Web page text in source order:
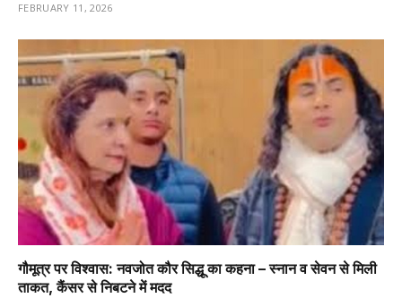
FEBRUARY 11, 2026
गौमूत्र पर विश्वास: नवजोत कौर सिद्धू का कहना – स्नान व सेवन से मिली
ताकत, कैंसर से निबटने में मदद